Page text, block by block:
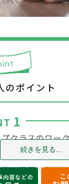
のポイント
1
プクラスのワー
年間休日数
、月平均残業
続きを見る...
内容などの